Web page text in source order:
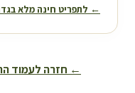
← לתפריט חינה מלא ב
← חזרה לעמוד